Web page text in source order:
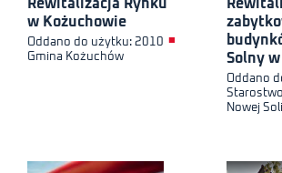
Rewitalizacja Rynku
w Kożuchowie
Oddano do użytku: 2010 ■
Gmina Kożuchów
Solny
Oddano
Nowej Soli